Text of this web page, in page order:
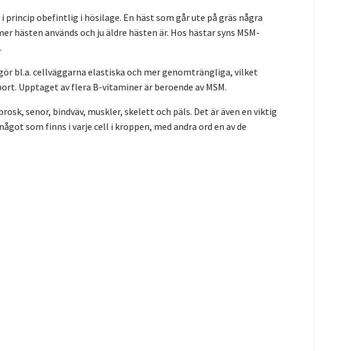
obefintlig i hösilage. En häst som går ute på gräs några
hästen används och ju äldre hästen är. Hos hästar syns MSM-
bl.a. cellväggarna elastiska och mer genomträngliga, vilket
Upptaget av flera B-vitaminer är beroende av MSM.
senor, bindväv, muskler, skelett och päls. Det är även en viktig
som finns i varje cell i kroppen, med andra ord en av de